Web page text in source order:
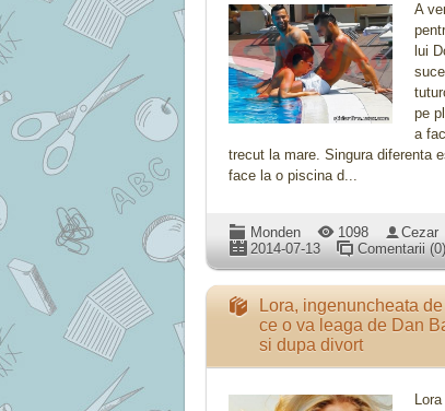
A
lui
pe
a
trecut la mare. Singura diferenta
face la o piscina d...
Monden 1098
Cezar
2014-07-13
Comentarii (0)
Lora, ingenuncheata
ce o va leaga de Dan
si dupa divort